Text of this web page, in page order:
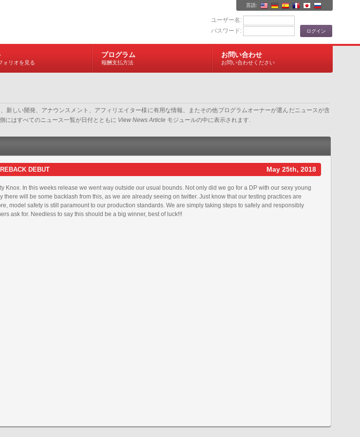
言語:
ユーザー名:
パスワード:
ォリオを見る
プログラム
報酬支払方法
お問い合わせ
お問い合わせください
しい開発、アナウンスメント、アフィリエイター様に有用な情報、またその他プログラムオーナーが選んだニュースが含
にはすべてのニュース一覧が日付とともに View News Article モジュールの中に表示されます.
DEBUT May 25th, 2018
Knox. In this weeks release we went way outside our usual bounds. Not only did we go for a DP with our sexy young
there will be some backlash from this, as we are already seeing on twitter. Just know that our testing practices are
model safety is still paramount to our production standards. We are simply taking steps to safely and responsibly
ask for. Needless to say this should be a big winner, best of luck!!!